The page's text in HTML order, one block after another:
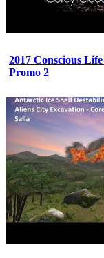
2017 Conscious
Promo 2